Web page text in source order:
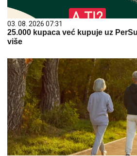
03. 08. 2026 07:31
25.000 kupaca već kupuje uz
više